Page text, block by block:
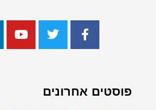
פוסטים אחרונים